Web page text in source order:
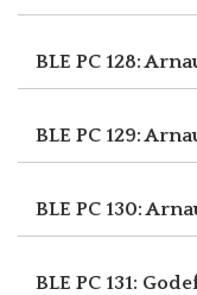
BLE PC 128:
BLE PC 129:
BLE PC 130:
BLE PC 131: